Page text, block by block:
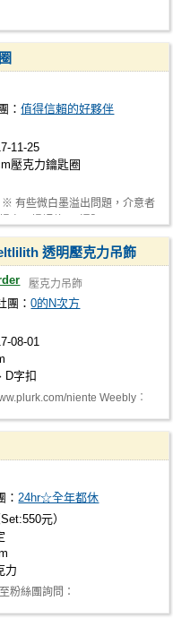
：值得信賴的好夥伴
11-25
壓克力鑰匙圈
※ 有些微白墨溢出問題，介意者
透明壓克力吊飾
壓克力吊飾
團：0的N次方
08-01
D字扣
niente Weebly︰
：24hr☆全年都休
元）
力
粉絲團詢問：